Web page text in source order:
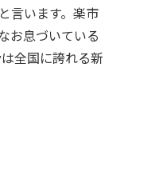
言います。楽市
お息づいている
全国に誇れる新